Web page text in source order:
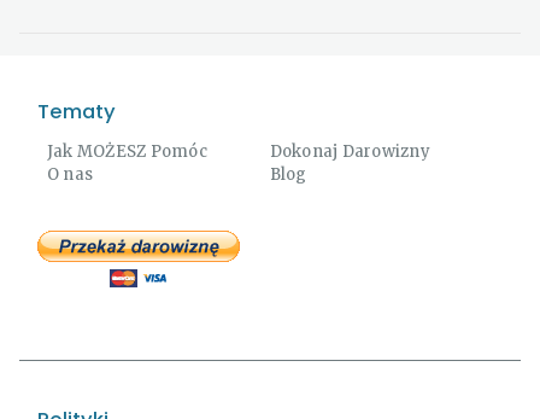
Tematy
Jak MOŻESZ Pomóc
Dokonaj Darowizny
O nas
Blog